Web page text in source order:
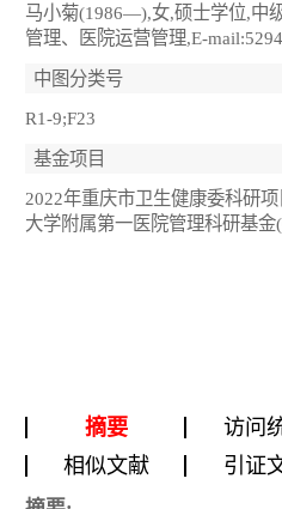
马小菊(1986—),女,硕士学位,中
管理、医院运营管理,E-
中图分类号
R1-9;F23
基金项目
2022年重庆市卫生健康委科研
大学附属第一医院管理科研基金
摘要 访问
相似文献
引证